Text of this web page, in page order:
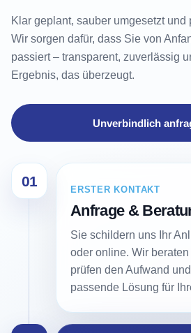
Klar geplant, sauber umgesetzt und
Wir sorgen dafür, dass Sie von
passiert – transparent, zuverlässig
Ergebnis, das überzeugt.
Unverbindlich
01
ERSTER KONTAKT
Anfrage &
Sie schildern uns Ihr
oder online. Wir
prüfen den Aufwand
passende Lösung für